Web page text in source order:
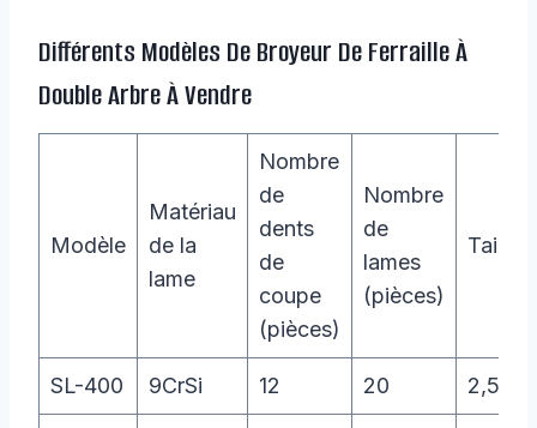
Différents Modèles De Broyeur De Ferraille À
Double Arbre À Vendre
Modèle
Matériau
de la
lame
Nombre
de
dents
de
coupe
(pièces)
Nombre
de
lames
(pièces)
Taille
SL-400 9CrSi 12 20